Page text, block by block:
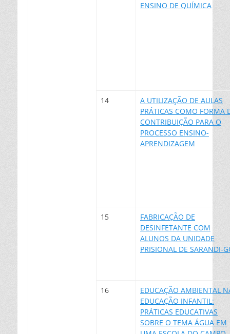
ENSINO DE QUÍMICA
14
A UTILIZAÇÃO DE AULAS
PRÁTICAS COMO FORMA
CONTRIBUIÇÃO PARA O
PROCESSO ENSINO-
APRENDIZAGEM
15
FABRICAÇÃO DE
DESINFETANTE COM
ALUNOS DA UNIDADE
PRISIONAL DE SARANDI-
16
EDUCAÇÃO AMBIENTAL
EDUCAÇÃO INFANTIL:
PRÁTICAS EDUCATIVAS
SOBRE O TEMA ÁGUA EM